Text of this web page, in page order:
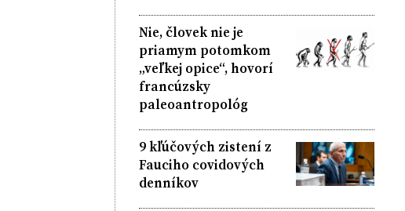
Nie, človek nie je
priamym potomkom
„veľkej opice“, hovorí
francúzsky
paleoantropológ
9 kľúčových zistení z
Fauciho covidových
denníkov